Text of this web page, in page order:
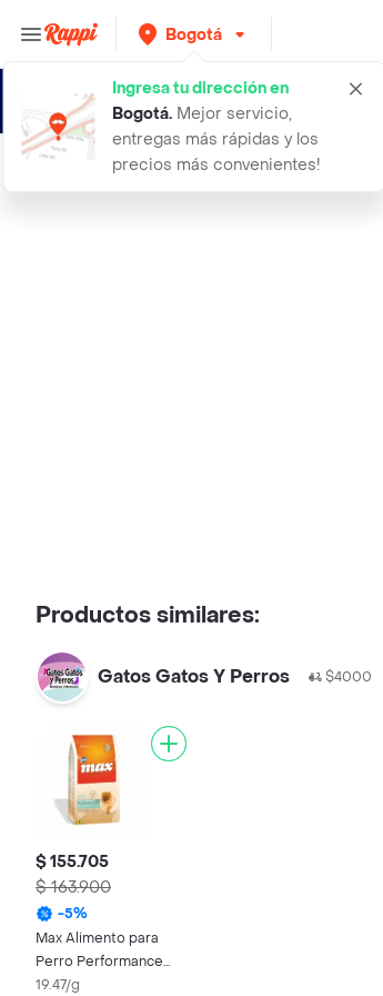
Bogotá
Ingresa tu dirección en
Bogotá. Mejor servicio,
entregas más rápidas y los
precios más convenientes!
nupec alimento para perro sensitive
Productos similares:
Gatos Gatos Y Perros $4000
$ 155.705
$ 163.900
-5%
Max Alimento para
Perro Performance
Adulto Raza Pequeña
19.47/g